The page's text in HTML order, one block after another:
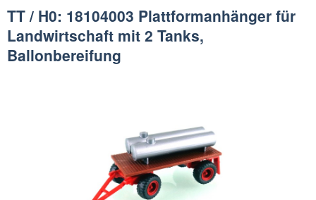
TT / H0: 18104003 Plattformanhänger für
Landwirtschaft mit 2 Tanks,
Ballonbereifung